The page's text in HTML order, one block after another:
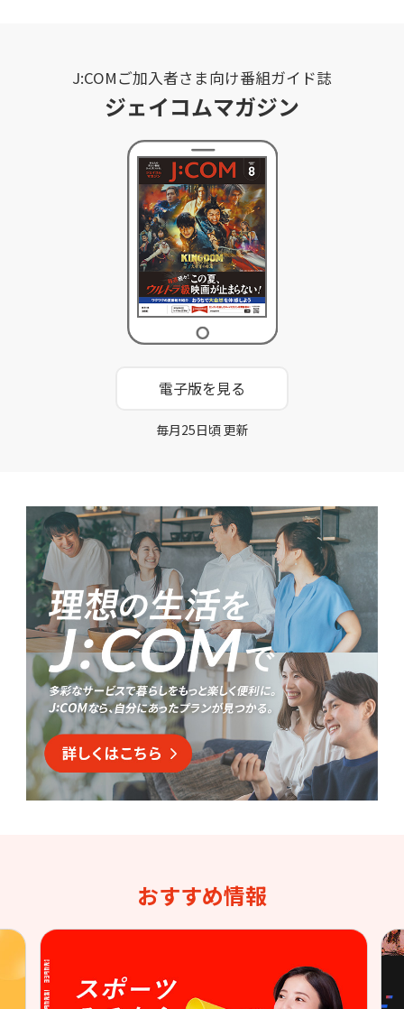
J:COMご加入者さま向け番組ガイド誌
ジェイコムマガジン
電子版を見る
毎月25日頃 更新
おすすめ情報